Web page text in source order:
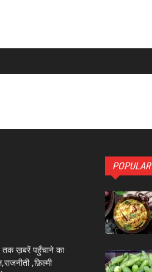
ख़बरें पहुँचाने का
,फ़िल्मी